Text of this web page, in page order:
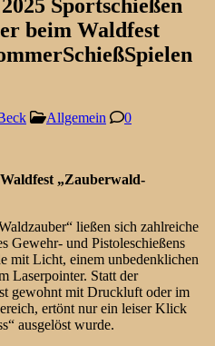
Sportschießen
beim Waldfest
Allgemein 0
„Zauberwald-
ließen sich zahlreiche
Gewehr- und Pistoleschießens
mit Licht, einem unbedenklichen
Laserpointer. Statt der
gewohnt mit Druckluft oder im
ertönt nur ein leiser Klick
ausgelöst wurde.